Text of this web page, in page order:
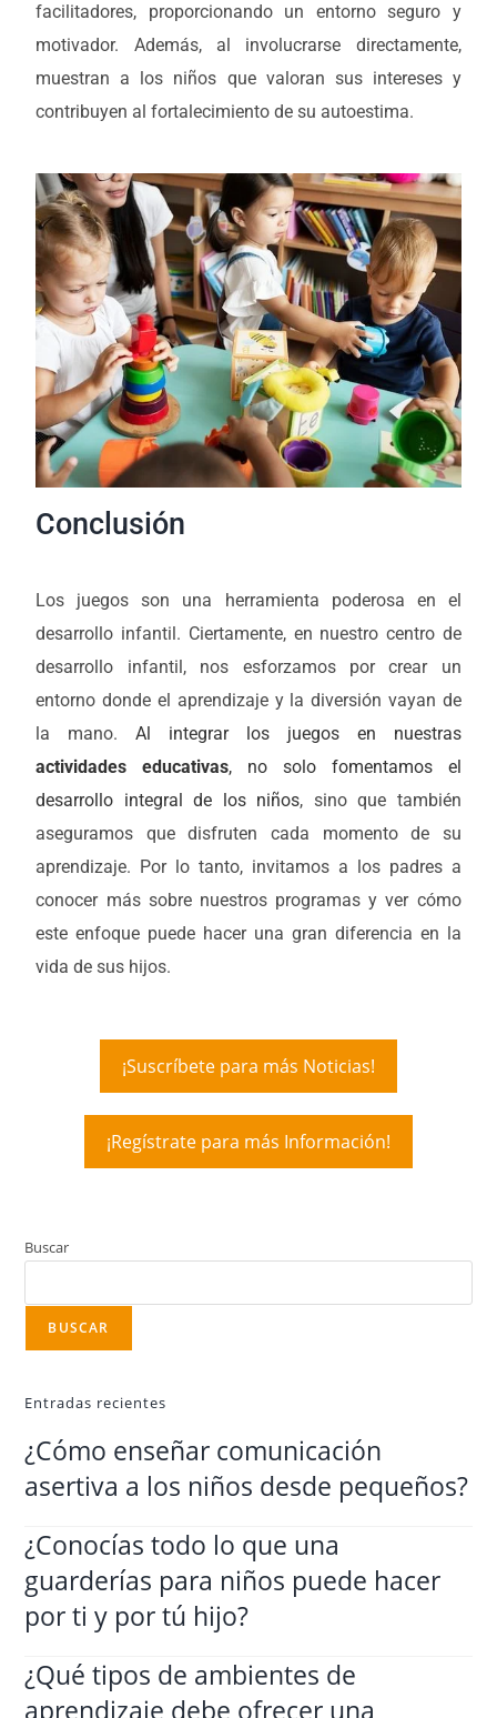
facilitadores, proporcionando un entorno seguro y
motivador. Además, al involucrarse directamente,
muestran a los niños que valoran sus intereses y
contribuyen al fortalecimiento de su autoestima.
Conclusión
Los juegos son una herramienta poderosa en el
desarrollo infantil. Ciertamente, en nuestro centro de
desarrollo infantil, nos esforzamos por crear un
entorno donde el aprendizaje y la diversión vayan de
la mano.Al integrar los juegos en nuestras
actividades educativas, no solo fomentamos el
desarrollo integral de los niños, sino que también
aseguramos que disfruten cada momento de su
aprendizaje. Por lo tanto, invitamos a los padres a
conocer más sobre nuestros programas y ver cómo
este enfoque puede hacer una gran diferencia en la
vida de sus hijos.
¡Suscríbete para más Noticias!
¡Regístrate para más Información!
Buscar
BUSCAR
Entradas recientes
¿Cómo enseñar comunicación
asertiva a los niños desde pequeños?
¿Conocías todo lo que una
guarderías para niños puede hacer
por ti y por tú hijo?
¿Qué tipos de ambientes de
aprendizaje debe ofrecer una